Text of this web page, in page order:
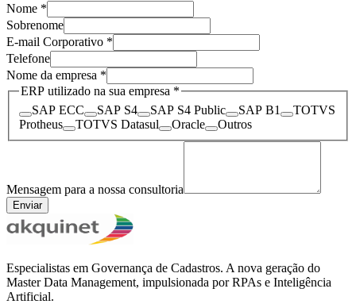
Nome *
Sobrenome
E-mail Corporativo *
Telefone
Nome da empresa *
ERP utilizado na sua empresa *
SAP ECC
SAP S4 SAP S4 Public SAP B1
TOTVS
Protheus
TOTVS Datasul Oracle Outros
Mensagem para a nossa consultoria
Enviar
Especialistas em Governança de Cadastros. A nova geração do
Master Data Management, impulsionada por RPAs e Inteligência
Artificial.